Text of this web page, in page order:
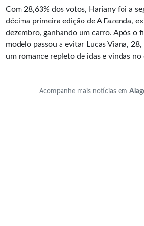
Com 28,63% dos votos, Hariany foi a
décima primeira edição de A Fazenda,
dezembro, ganhando um carro. Após o
modelo passou a evitar Lucas Viana,
um romance repleto de idas e vindas
Acompanhe mais notícias em